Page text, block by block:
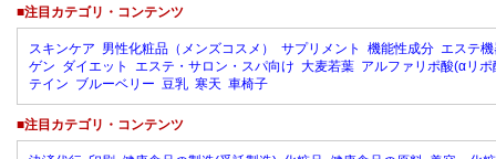
■注目カテゴリ・コンテンツ
スキンケア 男性化粧品（メンズコスメ） サプリメント 機能性成分 エステ
ゲン ダイエット エステ・サロン・スパ向け 大麦若葉 アルファリポ酸(αリポ
テイン ブルーベリー 豆乳 寒天 車椅子
■注目カテゴリ・コンテンツ